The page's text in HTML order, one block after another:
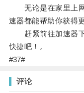
无论是在家里上网
速器都能帮助你获得
赶紧前往加速器下
快捷吧！。
#37#
评论